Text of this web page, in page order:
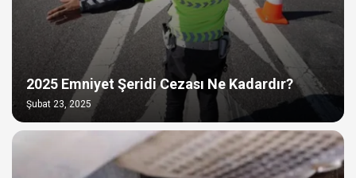
2025 Emniyet Şeridi Cezası Ne Kadardır?
Şubat 23, 2025